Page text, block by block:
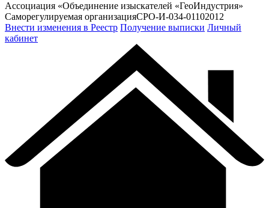
Ассоциация «Объединение изыскателей «ГеоИндустрия»
Саморегулируемая организацияСРО-И-034-01102012
Внести изменения в Реестр Получение выписки Личный
кабинет